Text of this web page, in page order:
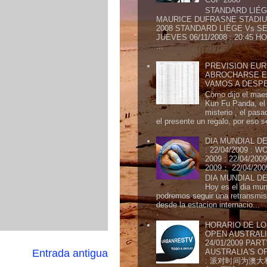
Entrada antigua
STANDARD
MAURICE DUFRASNE
2008 STANDARD LIÉGE Vs
JUEVES 06/11/2008 : 20:45
...
PREVISION
ABROCHARSE
VAMOS A
Como dijo el
Kun Fu Panda,
misterio , el
el presente un regalo, por eso
DIA MUNDIAL
: 22/04/2009 :
2009 : 22/04/
2009： 22/04/
DIA MUNDIAL
Hoy es el dia
podremos seguir una
desde la estacion internacio...
HORARIO DE
OPEN
24/01/2009
AUSTRALIA'S
: 派对时间为澳大